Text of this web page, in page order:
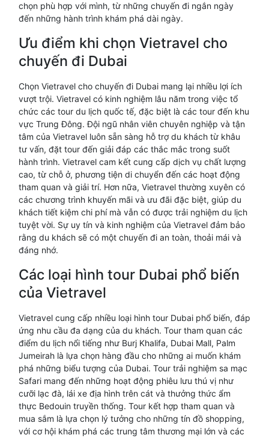
chọn phù hợp với mình, từ những chuyến đi ngắn ngày
đến những hành trình khám phá dài ngày.
Ưu điểm khi chọn Vietravel cho
chuyến đi Dubai
Chọn Vietravel cho chuyến đi Dubai mang lại nhiều lợi ích
vượt trội. Vietravel có kinh nghiệm lâu năm trong việc tổ
chức các tour du lịch quốc tế, đặc biệt là các tour đến khu
vực Trung Đông. Đội ngũ nhân viên chuyên nghiệp và tận
tâm của Vietravel luôn sẵn sàng hỗ trợ du khách từ khâu
tư vấn, đặt tour đến giải đáp các thắc mắc trong suốt
hành trình. Vietravel cam kết cung cấp dịch vụ chất lượng
cao, từ chỗ ở, phương tiện di chuyển đến các hoạt động
tham quan và giải trí. Hơn nữa, Vietravel thường xuyên có
các chương trình khuyến mãi và ưu đãi đặc biệt, giúp du
khách tiết kiệm chi phí mà vẫn có được trải nghiệm du lịch
tuyệt vời. Sự uy tín và kinh nghiệm của Vietravel đảm bảo
rằng du khách sẽ có một chuyến đi an toàn, thoải mái và
đáng nhớ.
Các loại hình tour Dubai phổ biến
của Vietravel
Vietravel cung cấp nhiều loại hình tour Dubai phổ biến, đáp
ứng nhu cầu đa dạng của du khách. Tour tham quan các
điểm du lịch nổi tiếng như Burj Khalifa, Dubai Mall, Palm
Jumeirah là lựa chọn hàng đầu cho những ai muốn khám
phá những biểu tượng của Dubai. Tour trải nghiệm sa mạc
Safari mang đến những hoạt động phiêu lưu thú vị như
cưỡi lạc đà, lái xe địa hình trên cát và thưởng thức ẩm
thực Bedouin truyền thống. Tour kết hợp tham quan và
mua sắm là lựa chọn lý tưởng cho những tín đồ shopping,
với cơ hội khám phá các trung tâm thương mại lớn và các